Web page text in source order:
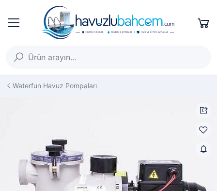
Waterfun Havuz Pompaları